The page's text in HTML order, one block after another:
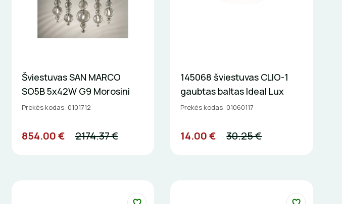
Šviestuvas SAN MARCO
SO5B 5x42W G9 Morosini
Prekės kodas: 0101712
854.00 € 2174.37 €
145068 šviestuvas CLIO-1
gaubtas baltas Ideal Lux
Prekės kodas: 01060117
14.00 € 30.25 €